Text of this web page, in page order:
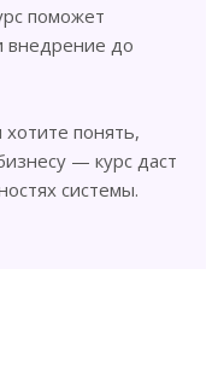
поможет
внедрение до
понять,
— курс даст
системы.